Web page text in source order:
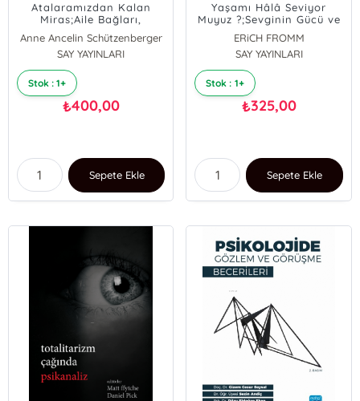
Atalaramızdan Kalan
Miras;Aile Bağları,
Travmalar ve
Psikosoybilim
Anne Ancelin Schützenberger
SAY YAYINLARI
Stok : 1+
₺400,00
Sepete Ekle
Yaşamı Hâlâ Seviyor
Muyuz ?;Sevginin Gücü ve
Güçsüzlüğü Üzerine
ERiCH FROMM
SAY YAYINLARI
Stok : 1+
₺325,00
Sepete Ekle